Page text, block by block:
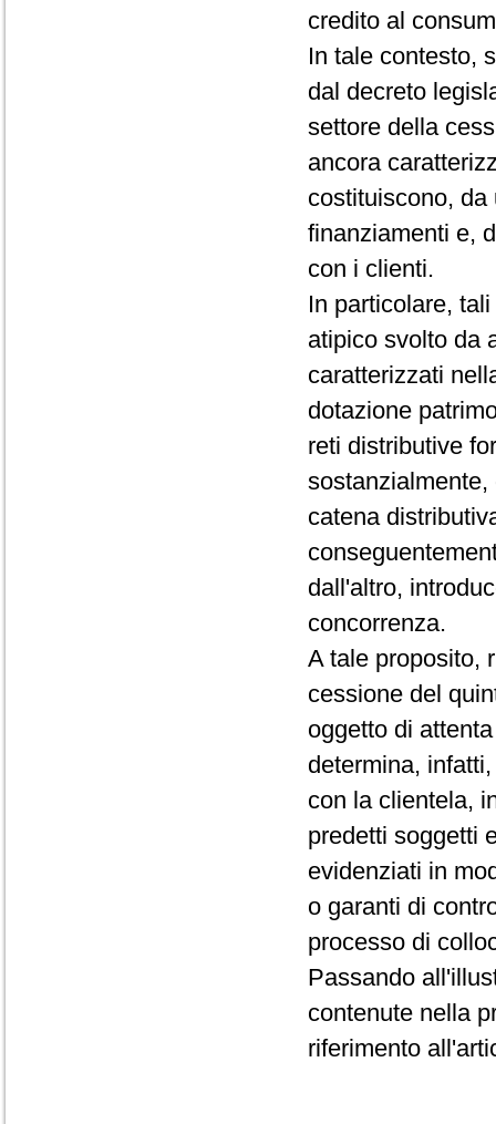
credito al
In tale contesto,
dal decreto
settore della
ancora
costituiscono,
finanziamenti e,
con i clienti.
In particolare,
atipico svolto da
caratterizzati
dotazione
reti distributive
catena
dall'altro,
concorrenza.
A tale proposito,
cessione del
oggetto di
determina,
con la clientela,
predetti soggetti
evidenziati in
o garanti di
processo di
Passando
contenute nella
riferimento